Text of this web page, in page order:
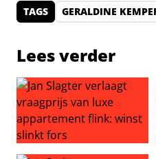
TAGS GERALDINE
Lees verder
Jan Slagter verlaagt